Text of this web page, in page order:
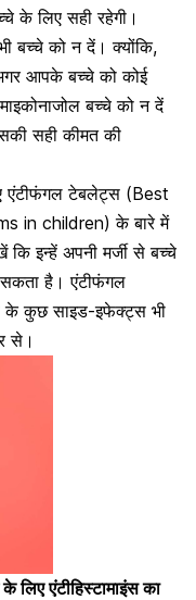
के लिए सही रहेगी।
बच्चे को न दें। क्योंकि,
आपके बच्चे को कोई
बच्चे को न दें
सही कीमत की
एंटीफंगल टेबलेट्स (Best
in children) के बारे में
कि इन्हें अपनी मर्जी से बच्चे
सकता है। एंटीफंगल
के कुछसाइड-इफेक्ट्स भी
से।
लिए एंटीहिस्टामाइंस का